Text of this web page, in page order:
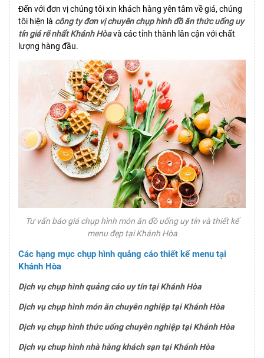
Đến với đơn vị chúng tôi xin khách hàng yên tâm về giá, chúng
tôi hiện là công ty đơn vị chuyên chụp hình đồ ăn thức uống uy
tín giá rẽ nhất Khánh Hòavà các tỉnh thành lân cận với chất
lượng hàng đầu.
Tư vấn báo giá chụp hình món ăn đồ uống uy tín và thiết kế
menu đẹp tại Khánh Hòa
Các hạng mục chụp hình quảng cáo thiết kế menu tại
Khánh Hòa
Dịch vụ chụp hình quảng cáo uy tín tại Khánh Hòa
Dịch vụ chụp hình món ăn chuyên nghiệp tại Khánh Hòa
Dịch vụ chụp hình thức uống chuyên nghiệp tại Khánh Hòa
Dịch vụ chup hình nhà hàng khách sạn tại Khánh Hòa